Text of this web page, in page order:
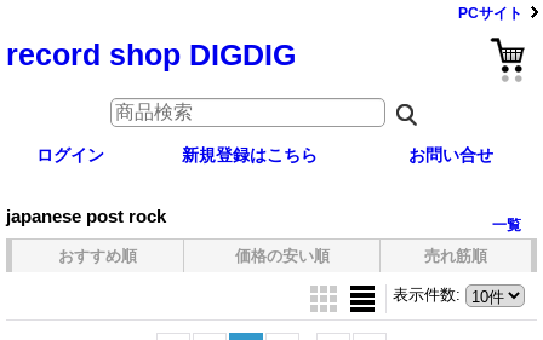
PCサイト
record shop DIGDIG
ログイン 新規登録はこちら お問い合せ
japanese post rock 一覧
おすすめ順 価格の安い順 売れ筋順
表示件数: